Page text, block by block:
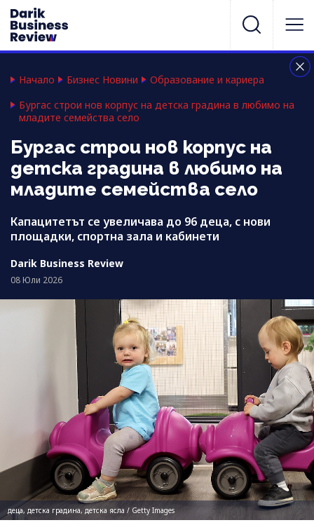
Начало Бизнес Новини
Образование и кариера
Бургас строи нов корпус на детска градина в любимо на
младите семейства село
Бургас строи нов корпус на
детска градина в любимо на
младите семейства село
Капацитетът се увеличава до 96 деца, с нови
площадки, спортна зала и кабинети
Darik Business Review
08 Юли 2026
деца, детска градина, детска ясла / Getty Images